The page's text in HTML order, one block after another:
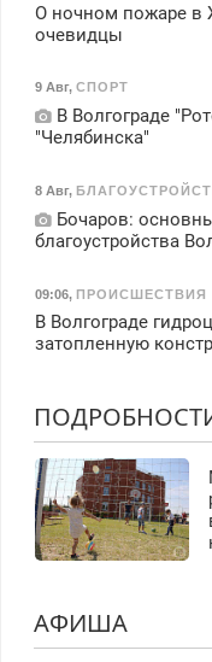
О ночном пожаре в
очевидцы
9 Авг, СПОРТ
В Волгограде
"Челябинска"
8 Авг,
Бочаров:
благоустройства
09:06, ПРОИСШЕСТВИЯ
В Волгограде
затопленную
АФИША